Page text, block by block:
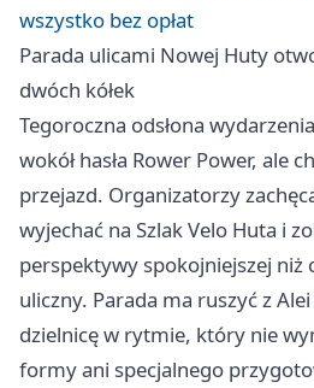
wszystko bez opłat
Parada ulicami Nowej Huty
dwóch kółek
Tegoroczna odsłona
wokół hasła Rower Power, ale
przejazd. Organizatorzy
wyjechać na Szlak Velo Huta i
perspektywy spokojniejszej niż
uliczny. Parada ma ruszyć z
dzielnicę w rytmie, który nie
formy ani specjalnego